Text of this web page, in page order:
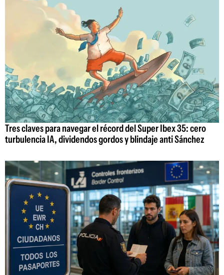
Tres claves para navegar el récord del Super Ibex 35: cero
turbulencia IA, dividendos gordos y blindaje anti Sánchez